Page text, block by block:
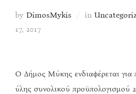
by DimosMykis in
17, 2017
O Δήμος Μύκης ενδιαφέρεται για
ύλης συνολικού προϋπολογισμού